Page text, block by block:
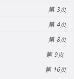
3
4
8
9
16